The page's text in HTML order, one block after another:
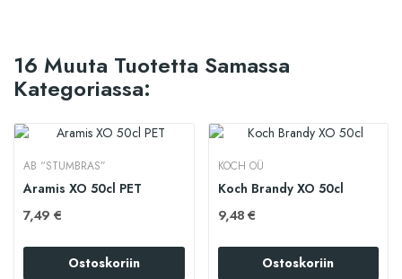
16 Muuta Tuotetta Samassa
Kategoriassa:
AB “STUMBRAS”
Aramis XO 50cl PET
7,49 €
Ostoskoriin
KOCH OÜ
Koch Brandy XO 50cl
9,48 €
Ostoskoriin